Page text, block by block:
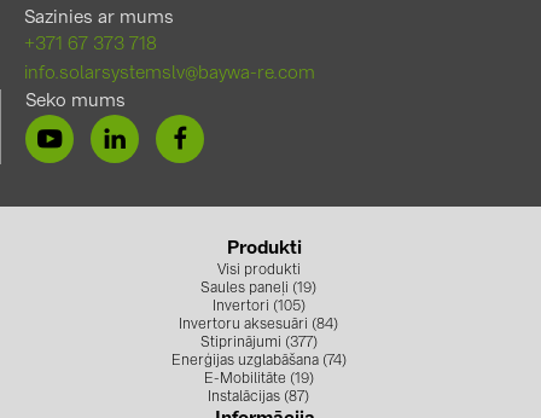
Sazinies ar mums
+371 67 373 718
info.solarsystemslv@baywa-re.com
Seko mums
Produkti
Visi produkti
Saules paneļi (19)
Invertori (105)
Invertoru aksesuāri (84)
Stiprinājumi (377)
Enerģijas uzglabāšana (74)
E-Mobilitāte (19)
Instalācijas (87)